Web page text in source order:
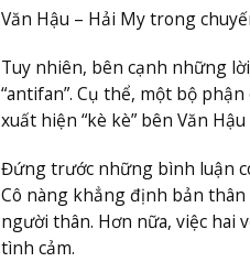
Văn Hậu – Hải My trong
Tuy nhiên, bên cạnh những
“antifan”. Cụ thể, một bộ
xuất hiện “kè kè” bên Văn
Đứng trước những bình luận
Cô nàng khẳng định bản
người thân. Hơn nữa, việc hai
tình cảm.